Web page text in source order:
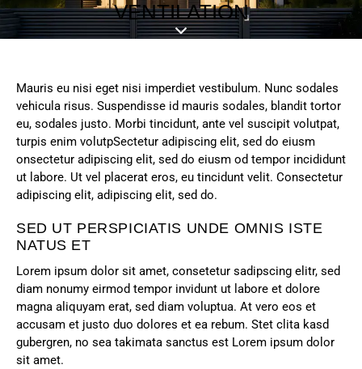
VENTILATION
Mauris eu nisi eget nisi imperdiet vestibulum. Nunc sodales
vehicula risus. Suspendisse id mauris sodales, blandit tortor
eu, sodales justo. Morbi tincidunt, ante vel suscipit volutpat,
turpis enim volutpSectetur adipiscing elit, sed do eiusm
onsectetur adipiscing elit, sed do eiusm od tempor incididunt
ut labore. Ut vel placerat eros, eu tincidunt velit. Consectetur
adipiscing elit, adipiscing elit, sed do.
SED UT PERSPICIATIS UNDE OMNIS ISTE
NATUS ET
Lorem ipsum dolor sit amet, consetetur sadipscing elitr, sed
diam nonumy eirmod tempor invidunt ut labore et dolore
magna aliquyam erat, sed diam voluptua. At vero eos et
accusam et justo duo dolores et ea rebum. Stet clita kasd
gubergren, no sea takimata sanctus est Lorem ipsum dolor
sit amet.